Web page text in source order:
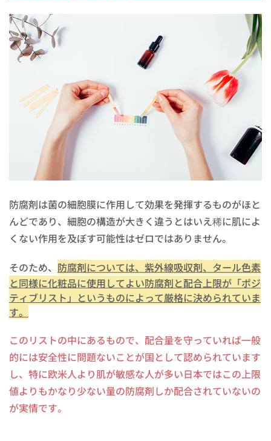
防腐剤は菌の細胞膜に作用して効果を発揮するものがほと
んどであり、細胞の構造が大きく違うとはいえ稀に肌によ
くない作用を及ぼす可能性はゼロではありません。
そのため、 防腐剤については、紫外線吸収剤、タール色素
と同様に化粧品に使用してよい防腐剤と配合上限が「ポジ
ティブリスト」というものによって厳格に決められていま
す。
このリストの中にあるもので、配合量を守っていれば一般
的には安全性に問題ないことが国として認められています
し、特に欧米人より肌が敏感な人が多い日本ではこの上限
値よりもかなり少ない量の防腐剤しか配合されていないの
が実情です。